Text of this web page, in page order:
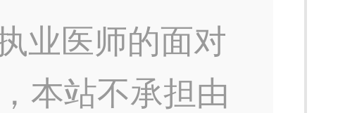
业医师的面对
本站不承担由